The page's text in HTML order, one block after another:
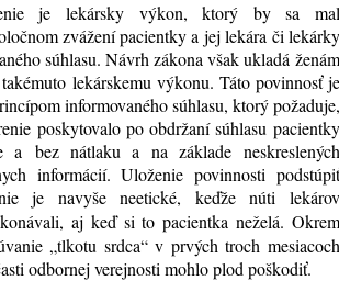
je lekársky výkon, ktorý by sa mal
zvážení pacientky a jej lekára či lekárky
súhlasu. Návrh zákona však ukladá ženám
lekárskemu výkonu. Táto povinnosť je
informovaného súhlasu, ktorý požaduje,
poskytovalo po obdržaní súhlasu pacientky
a bez nátlaku a na základe neskreslených
informácií. Uloženie povinnosti podstúpiť
je navyše neetické, keďže núti lekárov
aj keď si to pacientka neželá. Okrem
„tlkotu srdca“ v prvých troch mesiacoch
odbornej verejnosti mohlo plod poškodiť.